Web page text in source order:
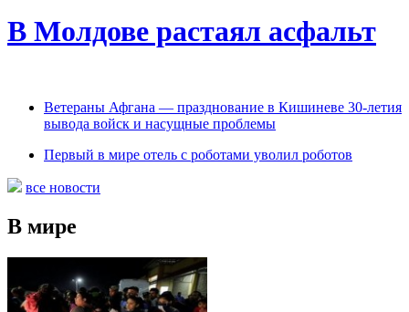
В Молдове растаял асфальт
Ветераны Афгана — празднование в Кишиневе 30-летия
вывода войск и насущные проблемы
Первый в мире отель с роботами уволил роботов
все новости
В мире